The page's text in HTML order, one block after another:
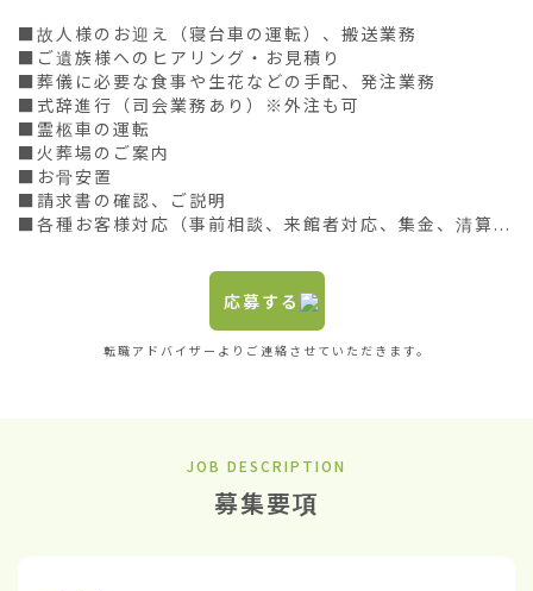
■故人様のお迎え（寝台車の運転）、搬送業務
■ご遺族様へのヒアリング・お見積り
■葬儀に必要な食事や生花などの手配、発注業務
■式辞進行（司会業務あり）※外注も可
■霊柩車の運転
■火葬場のご案内
■お骨安置
■請求書の確認、ご説明
■各種お客様対応（事前相談、来館者対応、集金、清算...
応募する
転職アドバイザーよりご連絡させていただきます。
JOB DESCRIPTION
募集要項